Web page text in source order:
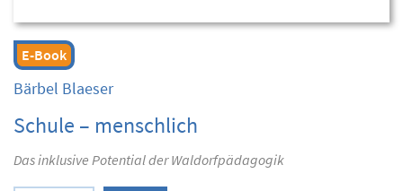
E-Book
Bärbel Blaeser
Schule – menschlich
Das inklusive Potential der Waldorfpädagogik